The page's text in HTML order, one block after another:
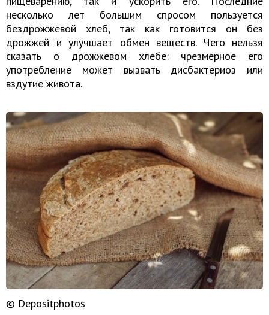
несколько лет большим спросом пользуется
бездрожжевой хлеб, так как готовится он без
дрожжей и улучшает обмен веществ. Чего нельзя
сказать о дрожжевом хлебе: чрезмерное его
употребление может вызвать дисбактериоз или
вздутие живота.
© Depositphotos